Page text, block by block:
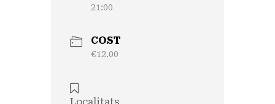
21:00
COST
€12.00
Localitats